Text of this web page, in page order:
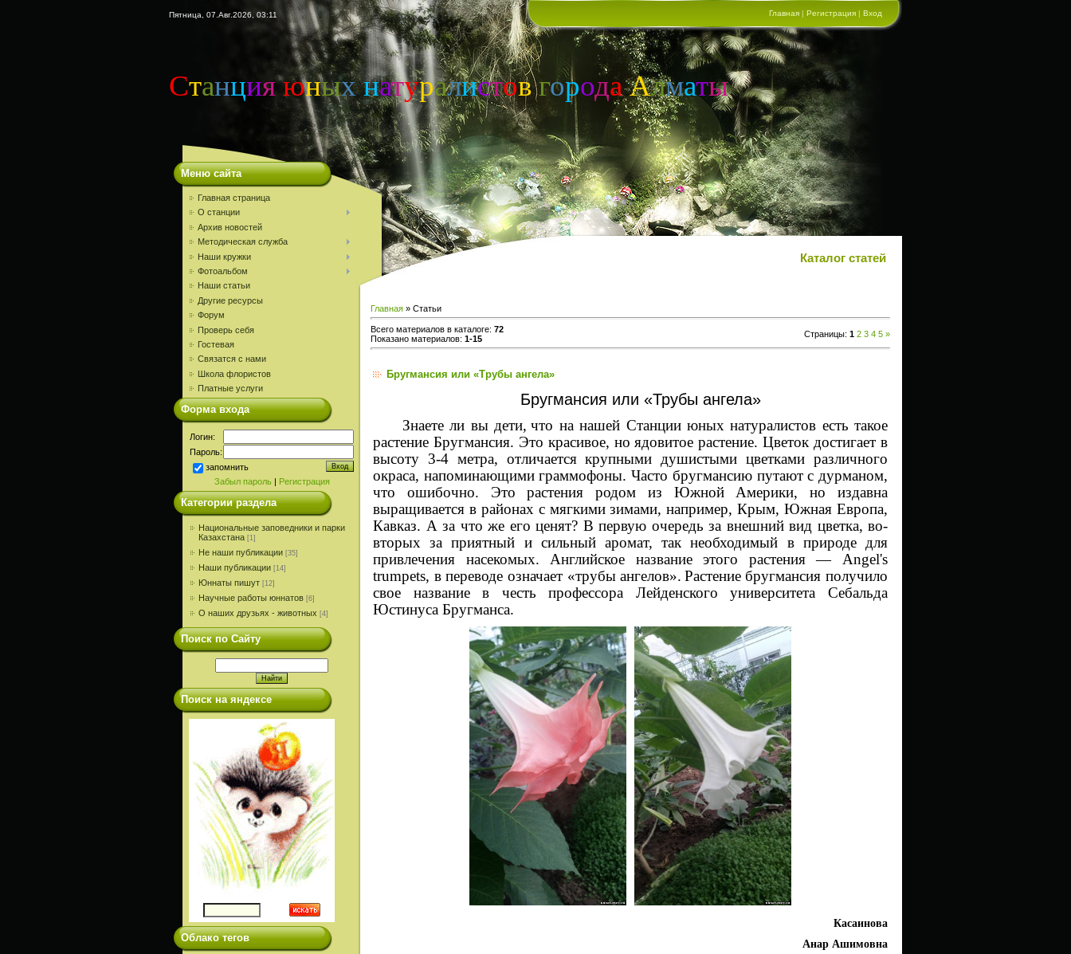
Пятница, 07.Авг.2026, 03:11 Главная | Регистрация | Вход
Станция юных натуралистов города Алматы
Меню сайта
Главная страница
О станции
Архив новостей
Методическая служба
Наши кружки
Фотоальбом
Наши статьи
Другие ресурсы
Форум
Проверь себя
Гостевая
Связатся с нами
Школа флористов
Платные услуги
Форма входа
Логин:
Пароль:
запомнить
Забыл пароль| Регистрация
Категории раздела
Национальные заповедники и парки
Казахстана [1]
Не наши публикации [35]
Наши публикации [14]
Юннаты пишут [12]
Научные работы юннатов [6]
О наших друзьях - животных [4]
Поиск по Сайту
Поиск на яндексе
Облако тегов
Каталог статей
Главная » Статьи
Всего материалов в каталоге: 72
Показано материалов: 1-15 Страницы: 1 2 3 4 5 »
Бругмансия или «Трубы ангела»
Бругмансия или «Трубы ангела»
Знаете ли вы дети, что на нашей Станцииюных натуралистов есть такое
растение Бругмансия. Это красивое, но ядовитое растение. Цветок достигает в
высоту 3-4 метра, отличается крупными душистыми цветками различного
окраса, напоминающими граммофоны. Часто бругмансию путают с дурманом,
что ошибочно. Это растения родом из Южной Америки, но издавна
выращивается в районах с мягкими зимами, например, Крым, Южная Европа,
Кавказ. А за что же его ценят? В первую очередь за внешний вид цветка, во-
вторых за приятный и сильный аромат, так необходимый в природе для
привлечения насекомых. Английское название этого растения — Angel's
trumpets, в переводе означает «трубы ангелов». Растение бругмансия получило
свое название в честь профессора Лейденского университета Себальда
Юстинуса Бругманса.
Касаинова
Анар Ашимовна